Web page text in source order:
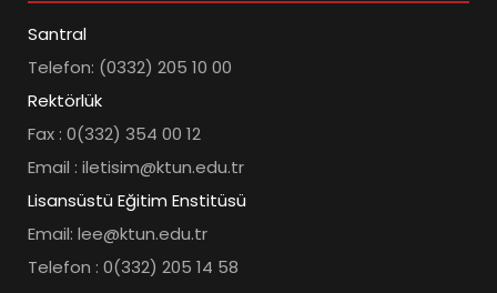
Santral
Telefon: (0332) 205 10 00
Rektörlük
Fax : 0(332) 354 00 12
Email : iletisim@ktun.edu.tr
Lisansüstü Eğitim Enstitüsü
Email: lee@ktun.edu.tr
Telefon : 0(332) 205 14 58